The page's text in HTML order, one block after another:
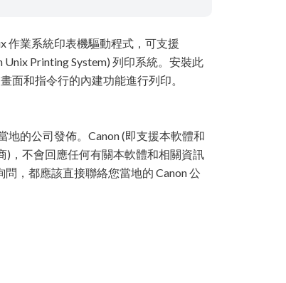
作業系統印表機驅動程式，可支援
Unix Printing System) 列印系統。安裝此
面和指令行的內建功能進行列印。
地的公司發佈。Canon (即支援本軟體和
)，不會回應任何有關本軟體和相關資訊
，都應該直接聯絡您當地的 Canon 公